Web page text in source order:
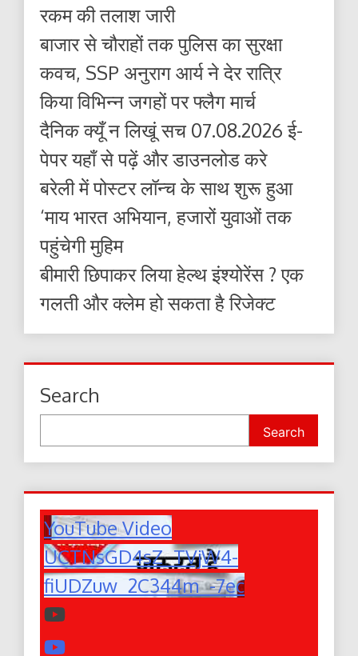
रकम की तलाश जारी
बाजार से चौराहों तक पुलिस का सुरक्षा
कवच, SSP अनुराग आर्य ने देर रात्रि
किया विभिन्न जगहों पर फ्लैग मार्च
दैनिक क्यूँ न लिखूं सच 07.08.2026 ई-
पेपर यहाँ से पढ़ें और डाउनलोड करे
बरेली में पोस्टर लॉन्च के साथ शुरू हुआ
‘माय भारत अभियान, हजारों युवाओं तक
पहुंचेगी मुहिम
बीमारी छिपाकर लिया हेल्थ इंश्योरेंस ? एक
गलती और क्लेम हो सकता है रिजेक्ट
Search
Search
YouTube Video
UCTNsGD4sZ_TVjW4-
fiUDZuw_2C344m_-7ec